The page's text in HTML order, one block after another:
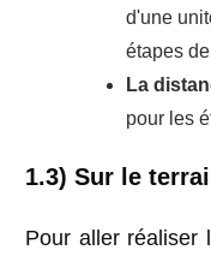
d'une
étapes
La
pour les
1.3) Sur le
Pour aller réaliser